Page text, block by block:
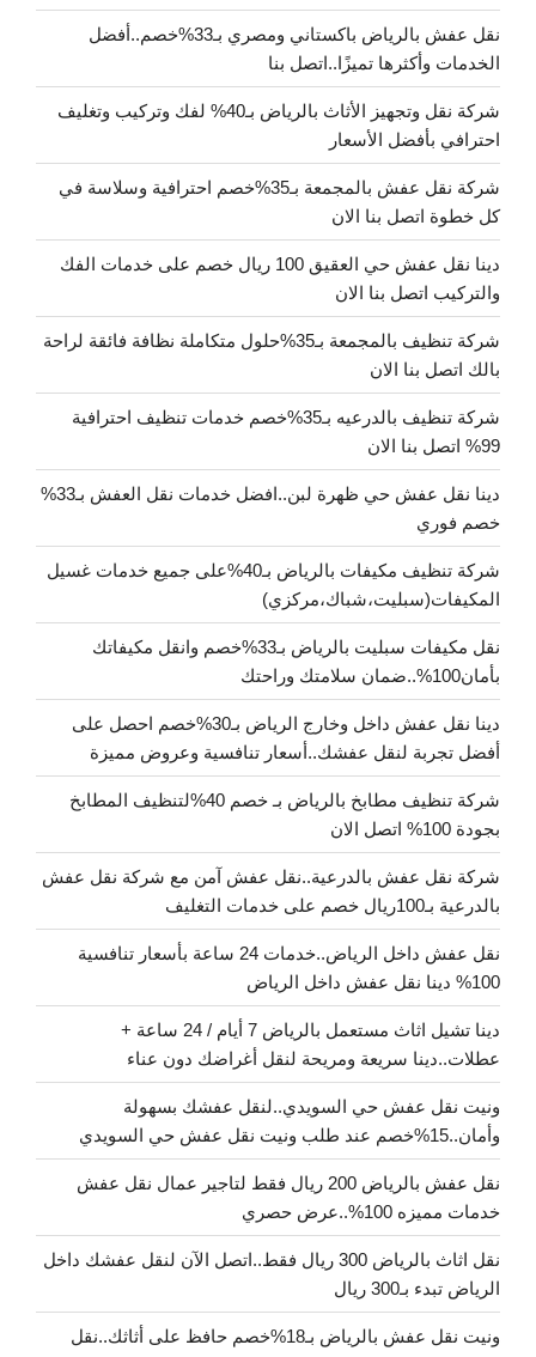
نقل عفش بالرياض باكستاني ومصري بـ33%خصم..أفضل
الخدمات وأكثرها تميزًا..اتصل بنا
شركة نقل وتجهيز الأثاث بالرياض بـ40% لفك وتركيب وتغليف
احترافي بأفضل الأسعار
شركة نقل عفش بالمجمعة بـ35%خصم احترافية وسلاسة في
كل خطوة اتصل بنا الان
دينا نقل عفش حي العقيق 100 ريال خصم على خدمات الفك
والتركيب اتصل بنا الان
شركة تنظيف بالمجمعة بـ35%حلول متكاملة نظافة فائقة لراحة
بالك اتصل بنا الان
شركة تنظيف بالدرعيه بـ35%خصم خدمات تنظيف احترافية
99% اتصل بنا الان
دينا نقل عفش حي ظهرة لبن..افضل خدمات نقل العفش بـ33%
خصم فوري
شركة تنظيف مكيفات بالرياض بـ40%على جميع خدمات غسيل
المكيفات(سبليت،شباك،مركزي)
نقل مكيفات سبليت بالرياض بـ33%خصم وانقل مكيفاتك
بأمان100%..ضمان سلامتك وراحتك
دينا نقل عفش داخل وخارج الرياض بـ30%خصم احصل على
أفضل تجربة لنقل عفشك..أسعار تنافسية وعروض مميزة
شركة تنظيف مطابخ بالرياض بـ خصم 40%لتنظيف المطابخ
بجودة 100% اتصل الان
شركة نقل عفش بالدرعية..نقل عفش آمن مع شركة نقل عفش
بالدرعية بـ100ريال خصم على خدمات التغليف
نقل عفش داخل الرياض..خدمات 24 ساعة بأسعار تنافسية
100% دينا نقل عفش داخل الرياض
دينا تشيل اثاث مستعمل بالرياض 7 أيام / 24 ساعة +
عطلات..دينا سريعة ومريحة لنقل أغراضك دون عناء
ونيت نقل عفش حي السويدي..لنقل عفشك بسهولة
وأمان..15%خصم عند طلب ونيت نقل عفش حي السويدي
نقل عفش بالرياض 200 ريال فقط لتاجير عمال نقل عفش
خدمات مميزه 100%..عرض حصري
نقل اثاث بالرياض 300 ريال فقط..اتصل الآن لنقل عفشك داخل
الرياض تبدء بـ300 ريال
ونيت نقل عفش بالرياض بـ18%خصم حافظ على أثاثك..نقل